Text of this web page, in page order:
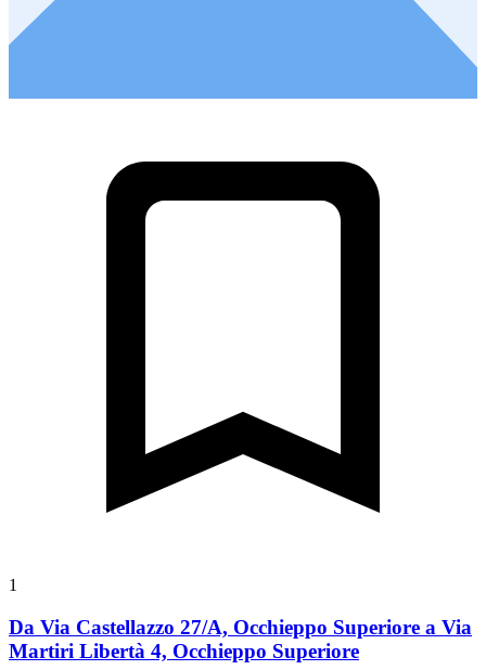
1
Da Via Castellazzo 27/A, Occhieppo Superiore a Via
Martiri Libertà 4, Occhieppo Superiore